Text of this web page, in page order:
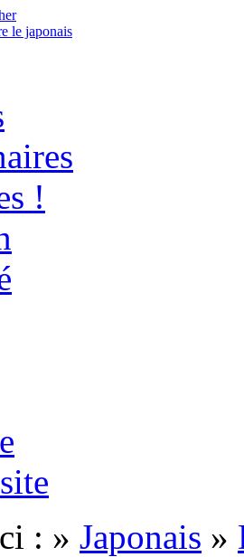
le japonais
!
: » Japonais »